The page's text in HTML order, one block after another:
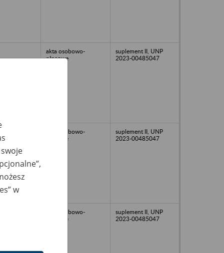
akta osobowo-
płacowe
suplement II, UNP
2023-00485047
akta osobowo-
płacowe
suplement II, UNP
2023-00485047
akta osobowo-
płacowe
suplement II, UNP
2023-00485047
w